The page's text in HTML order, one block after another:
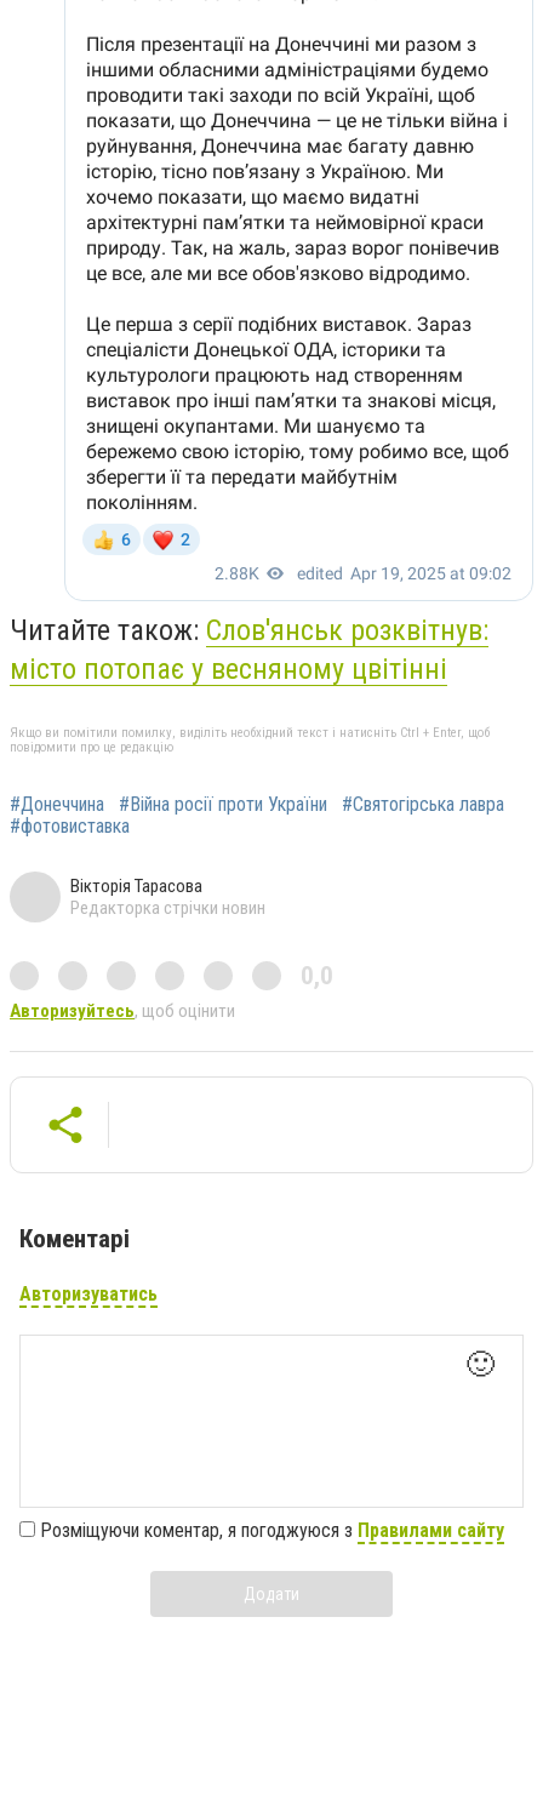
Читайте також: Слов'янськ розквітнув:
місто потопає у весняному цвітінні
Якщо ви помітили помилку, виділіть необхідний текст і натисніть Ctrl + Enter, щоб
повідомити про це редакцію
#Донеччина #Війна росії проти України
#Святогірська лавра
#фотовиставка
Вікторія Тарасова
Редакторка стрічки новин
0,0
Авторизуйтесь, щоб оцінити
Коментарі
Авторизуватись
🙂
Розміщуючи коментар, я погоджуюся з Правилами сайту
Додати